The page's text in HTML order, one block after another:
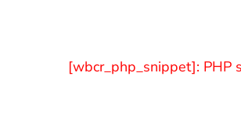
[wbcr_php_snippet]: PHP